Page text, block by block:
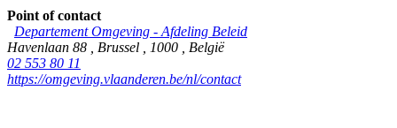
Point of contact
Departement Omgeving - Afdeling Beleid
Havenlaan 88
Brussel 1000
België
02 553 80 11
https://omgeving.vlaanderen.be/nl/contact